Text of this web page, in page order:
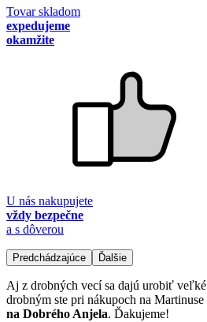
Tovar skladom
expedujeme
okamžite
U nás nakupujete
vždy bezpečne
a s dôverou
Predchádzajúce Ďalšie
Aj z drobných vecí sa dajú urobiť
drobným ste pri nákupoch na
na Dobrého Anjela. Ďakujeme!